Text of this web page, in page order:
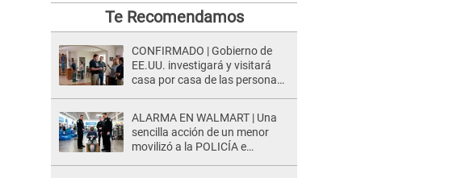
Te Recomendamos
CONFIRMADO | Gobierno de
EE.UU. investigará y visitará
casa por casa de las personas
ALARMA EN WALMART | Una
sencilla acción de un menor
movilizó a la POLICÍA e